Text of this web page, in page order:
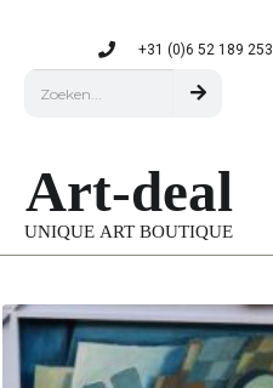
+31 (0)6 52 189 253